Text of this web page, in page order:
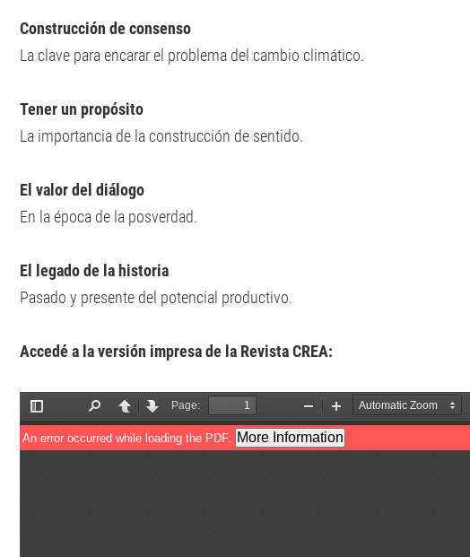
Construcción de consenso
La clave para encarar el problema del cambio climático.
Tener un propósito
La importancia de la construcción de sentido.
El valor del diálogo
En la época de la posverdad.
El legado de la historia
Pasado y presente del potencial productivo.
Accedé a la versión impresa de la Revista CREA: